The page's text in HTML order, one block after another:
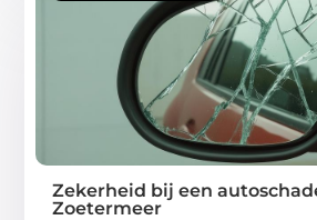
Zekerheid bij een
Zoetermeer